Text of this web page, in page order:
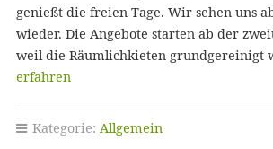
genießt die freien Tage. Wir sehen uns
wieder. Die Angebote starten ab der
weil die Räumlichkieten grundgereinigt
erfahren
Kategorie: Allgemein